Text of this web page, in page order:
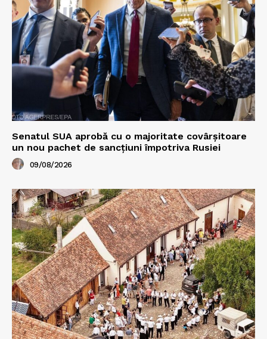
Senatul SUA aprobă cu o majoritate covârșitoare
un nou pachet de sancțiuni împotriva Rusiei
09/08/2026